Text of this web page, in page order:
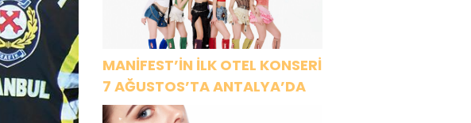
MANİFEST’İN İLK OTEL KONSERİ
7 AĞUSTOS’TA ANTALYA’DA